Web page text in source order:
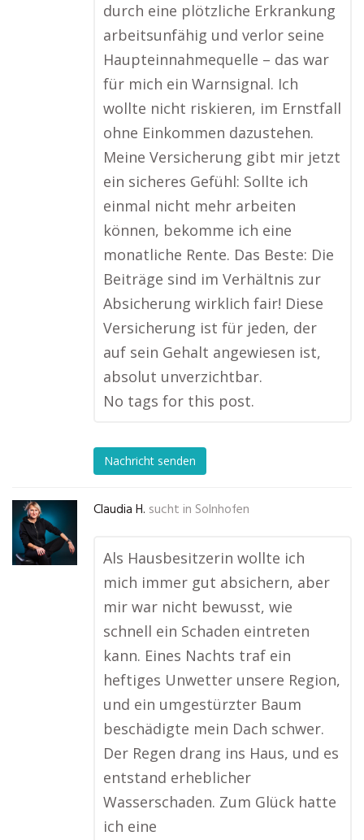
durch eine plötzliche Erkrankung
arbeitsunfähig und verlor seine
Haupteinnahmequelle – das war
für mich ein Warnsignal. Ich
wollte nicht riskieren, im Ernstfall
ohne Einkommen dazustehen.
Meine Versicherung gibt mir jetzt
ein sicheres Gefühl: Sollte ich
einmal nicht mehr arbeiten
können, bekomme ich eine
monatliche Rente. Das Beste: Die
Beiträge sind im Verhältnis zur
Absicherung wirklich fair! Diese
Versicherung ist für jeden, der
auf sein Gehalt angewiesen ist,
absolut unverzichtbar.
No tags for this post.
Nachricht senden
Claudia H. sucht in Solnhofen
Als Hausbesitzerin wollte ich
mich immer gut absichern, aber
mir war nicht bewusst, wie
schnell ein Schaden eintreten
kann. Eines Nachts traf ein
heftiges Unwetter unsere Region,
und ein umgestürzter Baum
beschädigte mein Dach schwer.
Der Regen drang ins Haus, und es
entstand erheblicher
Wasserschaden. Zum Glück hatte
ich eine